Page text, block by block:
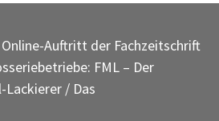
Auftritt der Fachzeitschrift
FML – Der
Lackierer / Das